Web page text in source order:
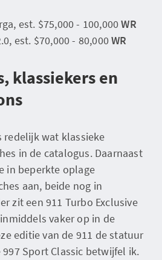
est. $75,000 - 100,000WR
est. $70,000 - 80,000WR
klassiekers en
redelijk wat klassieke
in de catalogus. Daarnaast
in beperkte oplage
aan, beide nog in
zit een 911 Turbo Exclusive
vaker op in de
editie van de 911 de statuur
Sport Classic betwijfel ik.